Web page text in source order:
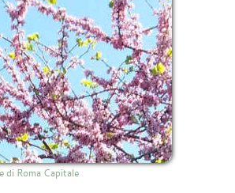
di Roma Capitale